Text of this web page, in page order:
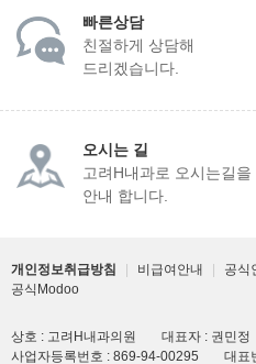
홈페이지 개인정보 관리 및 보유
입니다.
병원은 개인정보의 수집목적 또
법령의 규정에 의하여 보존할 필
개인정보를 보유할 수 있습니다.
ο 보존 항목
(신용정보의 이용 및 보호에 관
방문에 관한 기록 : 3개월 (통신
빠른상담
친절하게 상담해
드리겠습니다.
오시는 길
고려H내과로 오시는길을
안내 합니다.
개인정보취급방침 | 비급여안내 | 공식
공식Modoo
상호 : 고려H내과의원
대표자 : 권민정
사업자등록번호 : 869-94-00295
대표